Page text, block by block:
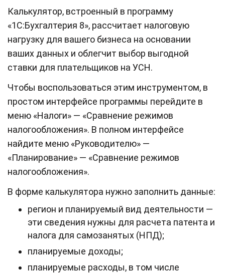
Калькулятор, встроенный в программу
«1С:Бухгалтерия 8», рассчитает налоговую
нагрузку для вашего бизнеса на основании
ваших данных и облегчит выбор выгодной
ставки для плательщиков на УСН.
Чтобы воспользоваться этим инструментом, в
простом интерфейсе программы перейдите в
меню «Налоги» — «Сравнение режимов
налогообложения». В полном интерфейсе
найдите меню «Руководителю» —
«Планирование» — «Сравнение режимов
налогообложения».
В форме калькулятора нужно заполнить данные:
регион и планируемый вид деятельности —
эти сведения нужны для расчета патента и
налога для самозанятых (НПД);
планируемые доходы;
планируемые расходы, в том числе